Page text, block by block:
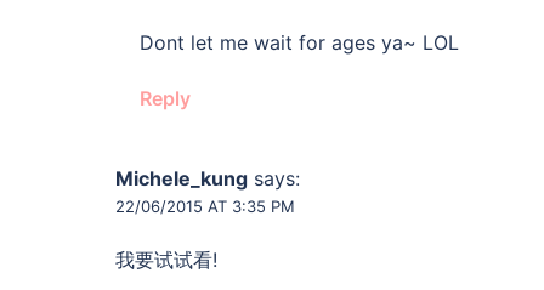
Dont let me wait for ages ya~ LOL
Reply
Michele_kung says:
22/06/2015 AT 3:35 PM
我要试试看!